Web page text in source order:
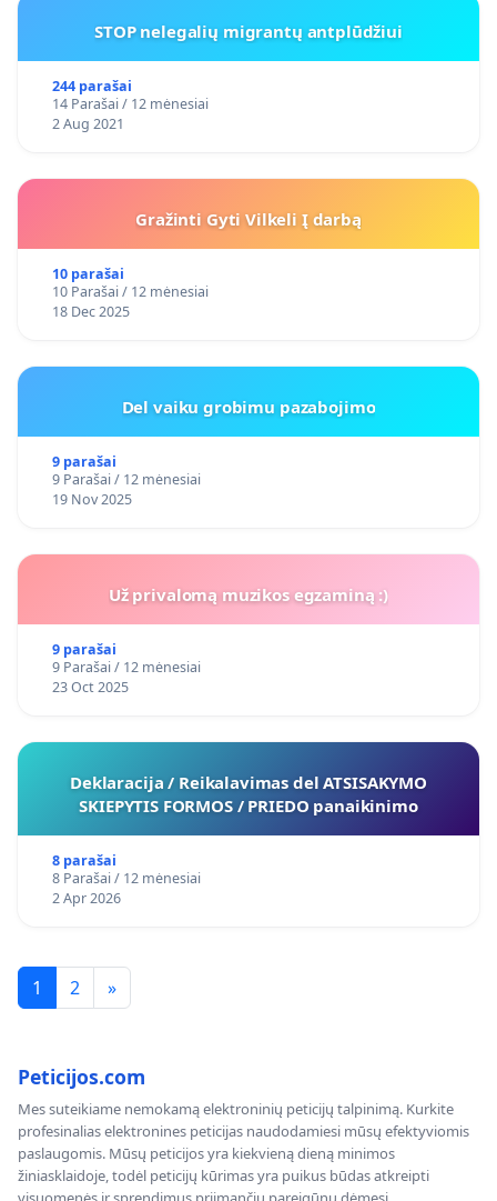
STOP nelegalių migrantų antplūdžiui
244 parašai
14 Parašai / 12 mėnesiai
2 Aug 2021
Gražinti Gyti Vilkeli Į darbą
10 parašai
10 Parašai / 12 mėnesiai
18 Dec 2025
Del vaiku grobimu pazabojimo
9 parašai
9 Parašai / 12 mėnesiai
19 Nov 2025
Už privalomą muzikos egzaminą :)
9 parašai
9 Parašai / 12 mėnesiai
23 Oct 2025
Deklaracija / Reikalavimas del ATSISAKYMO
SKIEPYTIS FORMOS / PRIEDO panaikinimo
8 parašai
8 Parašai / 12 mėnesiai
2 Apr 2026
1 2 »
Peticijos.com
Mes suteikiame nemokamą elektroninių peticijų talpinimą. Kurkite
profesinalias elektronines peticijas naudodamiesi mūsų efektyviomis
paslaugomis. Mūsų peticijos yra kiekvieną dieną minimos
žiniasklaidoje, todėl peticijų kūrimas yra puikus būdas atkreipti